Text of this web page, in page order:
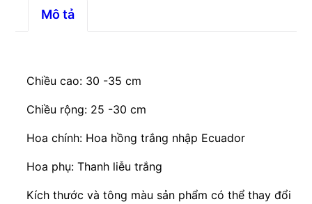
Mô tả
Chiều cao: 30 -35 cm
Chiều rộng: 25 -30 cm
Hoa chính: Hoa hồng trắng nhập Ecuador
Hoa phụ: Thanh liễu trắng
Kích thước và tông màu sản phẩm có thể thay đổi